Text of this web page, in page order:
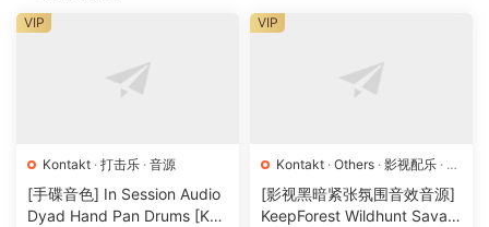
Kontakt · 打击乐 · 音源
[手碟音色] In Session Audio
Dyad Hand Pan Drums [KO
VIP
Kontakt · Others · 影视配乐 · 环
境铺底· 素材 ·采样 ·音效特殊·
音源
[影视黑暗紧张氛围音效音源]
KeepForest Wildhunt Savag
VIP